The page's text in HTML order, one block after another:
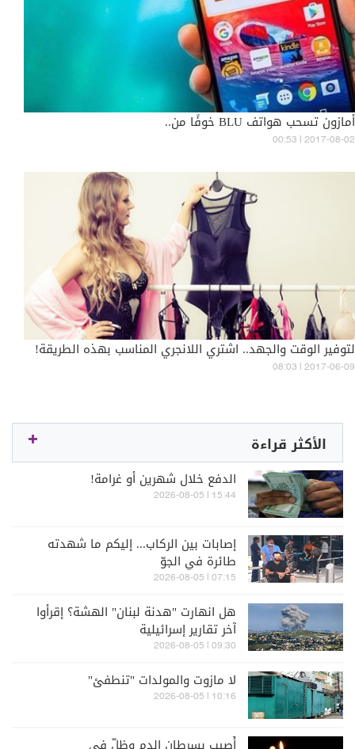
أمازون تسحب هواتف BLU خوفًا من..
00:53 | 2017-08-02
لتوفير الوقت والجهد.. اشتري اللانجري المناسب بهذه الطريقة!
08:03 | 2017-06-09
الأكثر قراءة
الدفع خلال شهرين أو غرامة!
15:44 | 2026-08-05
إصابات بين الركاب... إليكم ما شهدته
طائرة في الجوّ
07:15 | 2026-08-05
هل انهارت "هدنة لبنان" الهشة؟ إقرأوا
آخر تقارير إسرائيلية
09:30 | 2026-08-05
لا مازوت والمولدات "تنطفئ"
10:16 | 2026-08-05